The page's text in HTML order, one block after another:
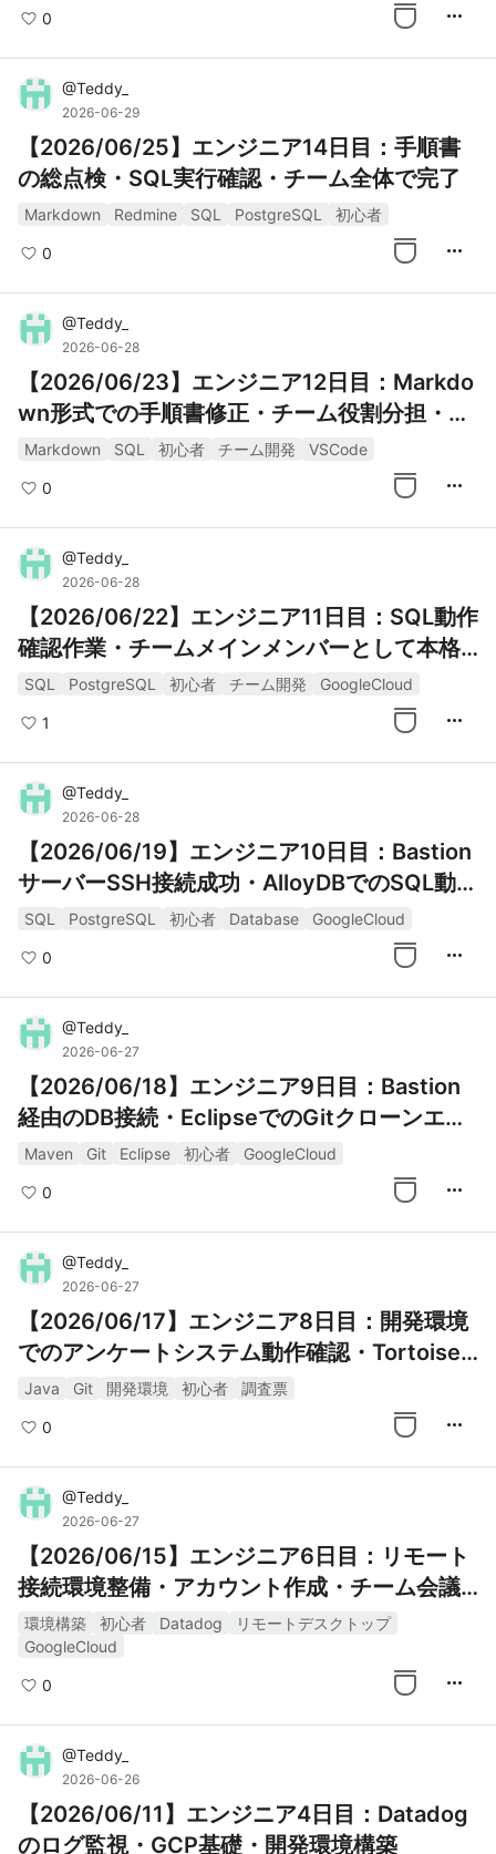
0 more_horiz
@Teddy_
2026-06-29
【2026/06/25】エンジニア14日目：手順書
の総点検・SQL実行確認・チーム全体で完了
Markdown Redmine SQL PostgreSQL 初心者
0 more_horiz
@Teddy_
2026-06-28
【2026/06/23】エンジニア12日目：Markdo
wn形式での手順書修正・チーム役割分担・初
残業
Markdown SQL 初心者 チーム開発 VSCode
0 more_horiz
@Teddy_
2026-06-28
【2026/06/22】エンジニア11日目：SQL動作
確認作業・チームメインメンバーとして本格
始動
SQL PostgreSQL 初心者 チーム開発 GoogleCloud
1 more_horiz
@Teddy_
2026-06-28
【2026/06/19】エンジニア10日目：Bastion
サーバーSSH接続成功・AlloyDBでのSQL動作
確認
SQL PostgreSQL 初心者 Database GoogleCloud
0 more_horiz
@Teddy_
2026-06-27
【2026/06/18】エンジニア9日目：Bastion
経由のDB接続・EclipseでのGitクローンエラ
ー対応・手順書修正
Maven Git Eclipse 初心者 GoogleCloud
0 more_horiz
@Teddy_
2026-06-27
【2026/06/17】エンジニア8日目：開発環境
でのアンケートシステム動作確認・TortoiseG
it導入
Java Git 開発環境 初心者 調査票
0 more_horiz
@Teddy_
2026-06-27
【2026/06/15】エンジニア6日目：リモート
接続環境整備・アカウント作成・チーム会議
参加
環境構築 初心者 Datadog
リモートデスクトップ
GoogleCloud
0 more_horiz
@Teddy_
2026-06-26
【2026/06/11】エンジニア4日目：Datadog
のログ監視・GCP基礎・開発環境構築